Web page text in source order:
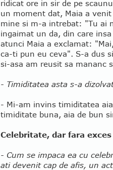
ridicat ore in sir de pe
un moment dat, Maia a
mine si m-a intrebat: "Tu ai
ingaimat un da, din care
atunci Maia a exclamat:
ca-ti pun eu ceva". S-a dus
si-asa am reusit sa mananc
- Timiditatea asta s-a
- Mi-am invins timiditatea
timiditate buna, aia de bun
Celebritate, dar fara exces
- Cum se impaca ea cu
ati devenit cap de afis, un